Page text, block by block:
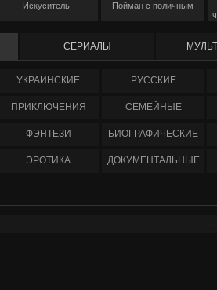
Искуситель Пойман с поличным
СЕРИАЛЫ
УКРАИНCКИЕ РУССКИЕ
ПРИКЛЮЧЕНИЯ СЕМЕЙНЫЕ
ФЭНТЕЗИ БИОГРАФИЧЕСКИЕ
ЭРОТИКА ДОКУМЕНТАЛЬНЫЕ